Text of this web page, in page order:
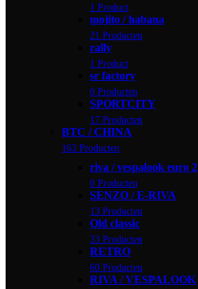
1 Product
mojito / habana
21 Producten
rally
1 Product
sr factory
0 Producten
SPORTCITY
17 Producten
BTC / CHINA
163 Producten
riva / vespalook euro 2
0 Producten
SENZO / E-RIVA
13 Producten
Old classic
33 Producten
RETRO
60 Producten
RIVA / VESPALOOK